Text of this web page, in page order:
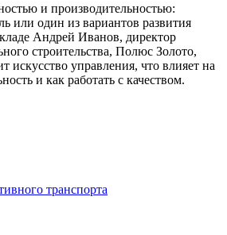
и производительностью:
или один из вариантов развития
Андрей Иванов, директор
строительства, Полюс Золото,
искусство управления, что влияет на
и как работать с качеством.
транспорта